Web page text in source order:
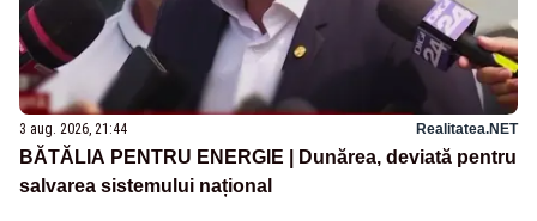
3 aug. 2026, 21:44 Realitatea.NET
BĂTĂLIA PENTRU ENERGIE | Dunărea, deviată pentru
salvarea sistemului național